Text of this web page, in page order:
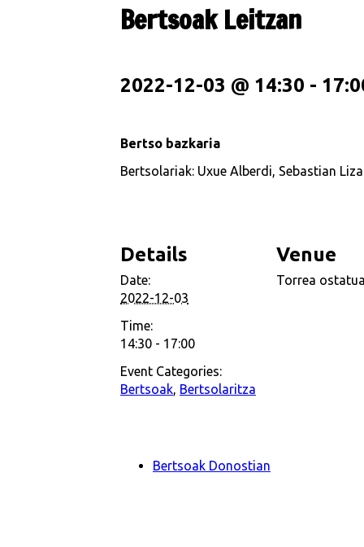
Bertsoak Leitzan
2022-12-03 @ 14:30 -
Bertso bazkaria
Bertsolariak: Uxue Alberdi, Sebastian
Details
Date:
2022-12-03
Time:
14:30 - 17:00
Event Categories:
Bertsoak, Bertsolaritza
Venue
Torrea
Bertsoak Donostian